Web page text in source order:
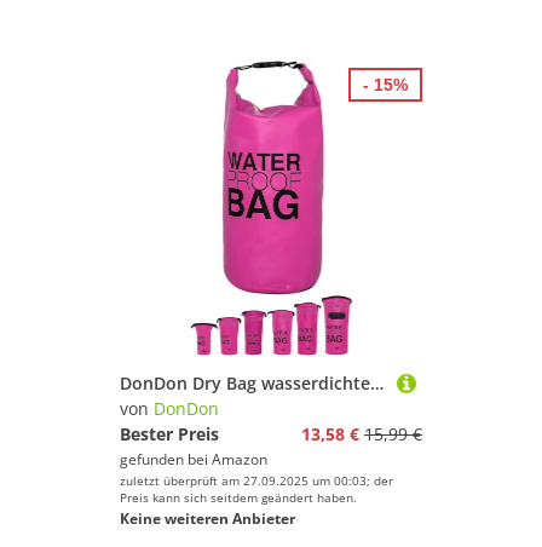
DonDon Dry Bag wasserdichte Tasche 2l, 5l, 10l, 15l, 20l, 30l Pack-Sack Beutel mit Schultergurt - pink 10 Liter
von DonDon
Bester Preis
13,58 € 15,99 €
gefunden bei Amazon
zuletzt überprüft am 27.09.2025 um 00:03; der
Preis kann sich seitdem geändert haben.
Keine weiteren Anbieter
- 15%